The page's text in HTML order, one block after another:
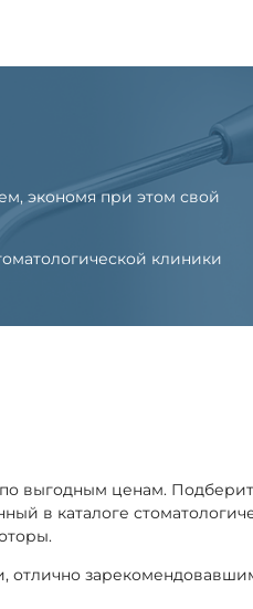
экономя при этом свой
клиники
выгодным ценам.
в каталоге